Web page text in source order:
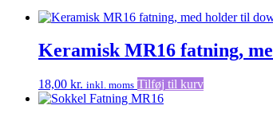
Keramisk MR16 fatning,
18,00 kr. inkl. moms Tilføj til kurv